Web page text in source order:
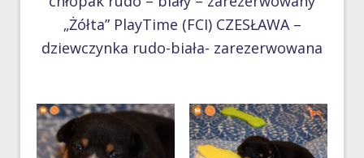
„Żółta” PlayTime (FCI) CZESŁAWA –
dziewczynka rudo-biała- zarezerwowana